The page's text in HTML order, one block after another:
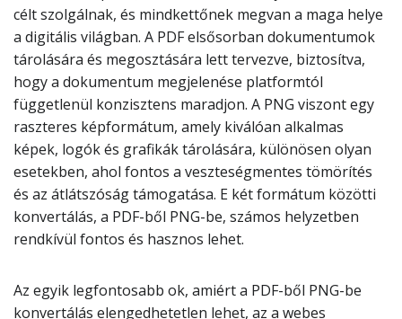
célt szolgálnak, és mindkettőnek megvan a maga helye
a digitális világban. A PDF elsősorban dokumentumok
tárolására és megosztására lett tervezve, biztosítva,
hogy a dokumentum megjelenése platformtól
függetlenül konzisztens maradjon. A PNG viszont egy
raszteres képformátum, amely kiválóan alkalmas
képek, logók és grafikák tárolására, különösen olyan
esetekben, ahol fontos a veszteségmentes tömörítés
és az átlátszóság támogatása. E két formátum közötti
konvertálás, a PDF-ből PNG-be, számos helyzetben
rendkívül fontos és hasznos lehet.
Az egyik legfontosabb ok, amiért a PDF-ből PNG-be
konvertálás elengedhetetlen lehet, az a webes